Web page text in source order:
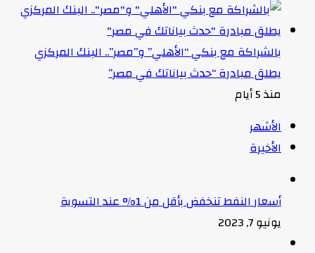
بالشراكة مع بنكي “الأهلي” و”مصر”.. البنك المركزي
يطلق مبادرة “حدث بياناتك في مصر”
منذ 5 أيام
الأشهر
الأخيرة
أسعار النفط تنخفض بأقل من 1% عند التسوية
يونيو 7, 2023